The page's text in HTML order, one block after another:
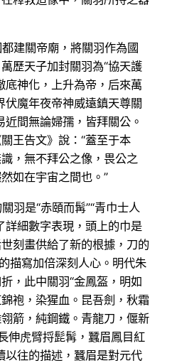
建關帝廟，將關羽作為國
歷天子加封關羽為“協天護
底神化，上升為帝，后來萬
伏魔年夜帝神威遠鎮天尊關
間無論婦孺，皆拜關公。
王告文》說：“蓋至于本
，無不拜公之像，畏公之
如在宇宙之間也。”
羽是“赤頤而髯”“青巾士人
詳細數字表現，頭上的巾是
刻畫供給了新的根據，刀的
描寫加倍深刻人心。明代朱
，此中關羽“金鳳盔，明如
袍，染猩血。昆吾劍，秋霜
箭，純鋼鐵。青龍刀，偃新
伸虎臂捋髭髯，蠶眉鳳目紅
以往的描述，蠶眉是對元代